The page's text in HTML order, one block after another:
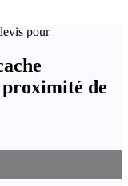
pour
de